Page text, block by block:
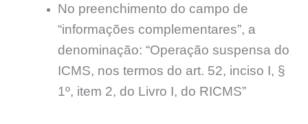
No preenchimento do campo de
“informações complementares”, a
denominação: “Operação suspensa do
ICMS, nos termos do art. 52, inciso I, §
1º, item 2, do Livro I, do RICMS”